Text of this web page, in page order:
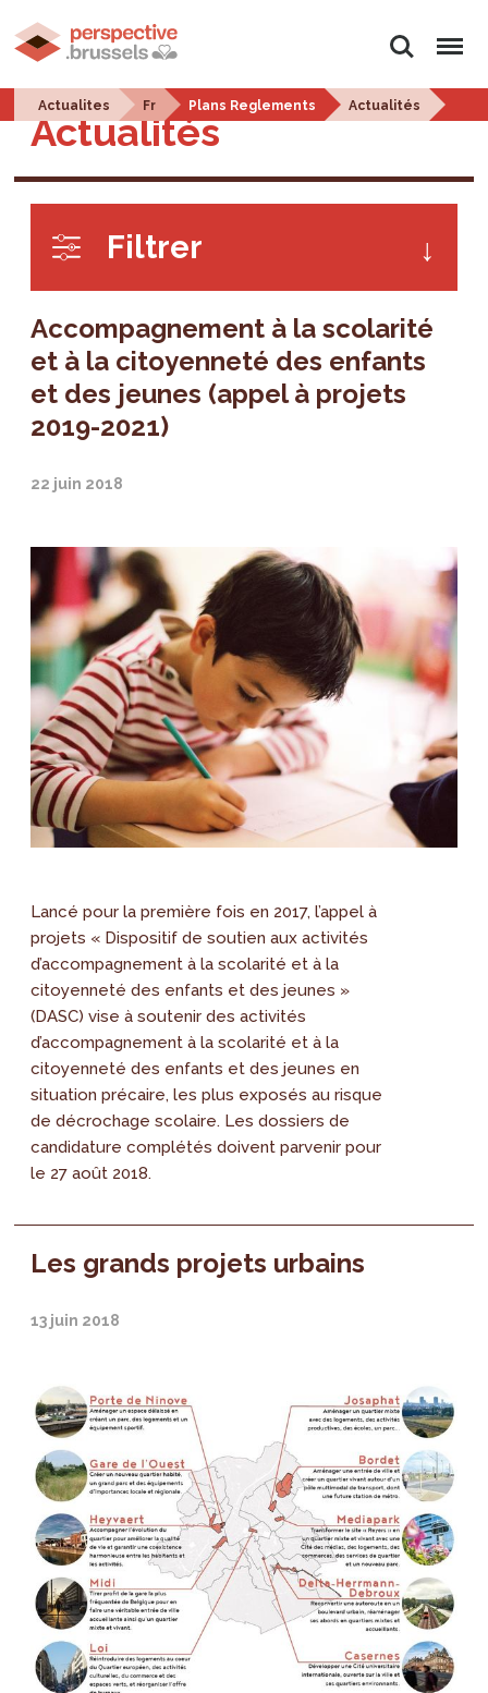
Rechercher
Menu
Actualites Fr Plans Reglements Actualités
Actualités
Filtrer
Accompagnement à la scolarité
et à la citoyenneté des enfants
et des jeunes (appel à projets
2019-2021)
22 juin 2018
Lancé pour la première fois en 2017, l’appel à
projets « Dispositif de soutien aux activités
d’accompagnement à la scolarité et à la
citoyenneté des enfants et des jeunes »
(DASC) vise à soutenir des activités
d’accompagnement à la scolarité et à la
citoyenneté des enfants et des jeunes en
situation précaire, les plus exposés au risque
de décrochage scolaire. Les dossiers de
candidature complétés doivent parvenir pour
le 27 août 2018.
Les grands projets urbains
13 juin 2018